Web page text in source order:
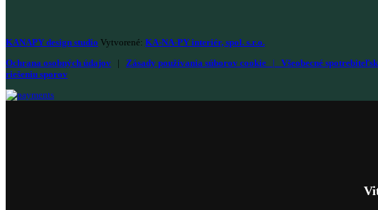
KANAPY design studio Vytvorené: KA-NA-PY interiér, spol. s.r.o.
Ochrana osobných údajov | Zásady používania súborov cookie | Všeobecné
riešeniu sporov